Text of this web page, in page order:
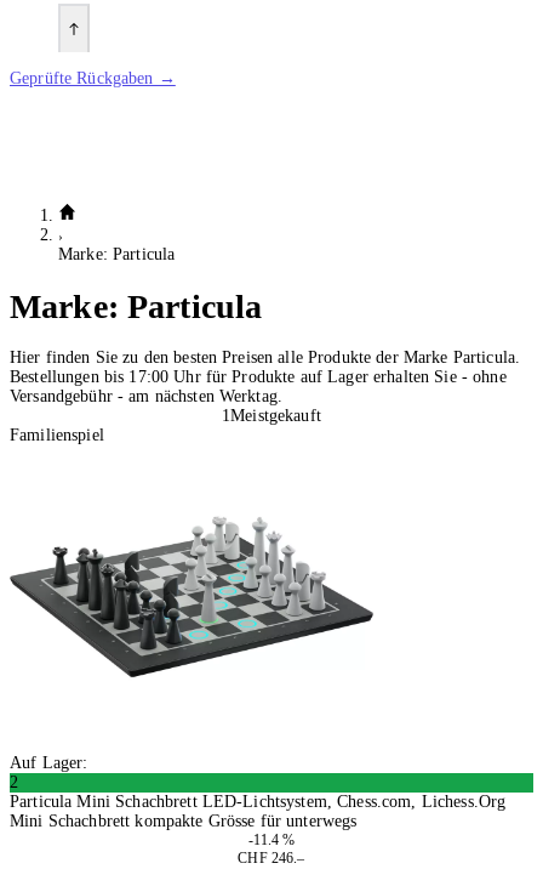
Geprüfte Rückgaben →
Marke: Particula
Marke: Particula
Hier finden Sie zu den besten Preisen alle Produkte der Marke Particula.
Bestellungen bis 17:00 Uhr für Produkte auf Lager erhalten Sie - ohne
Versandgebühr - am nächsten Werktag.
1Meistgekauft
Familienspiel
Auf Lager:
2
Particula Mini Schachbrett LED-Lichtsystem, Chess.com, Lichess.Org
Mini Schachbrett kompakte Grösse für unterwegs
-11.4 %
CHF 246.–